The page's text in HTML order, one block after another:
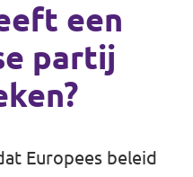
een
partij
Europees beleid